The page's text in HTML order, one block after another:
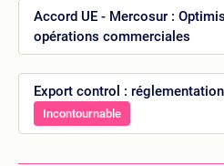
Accord UE - Mercosur :
opérations commerciales
Export control :
Incontournable